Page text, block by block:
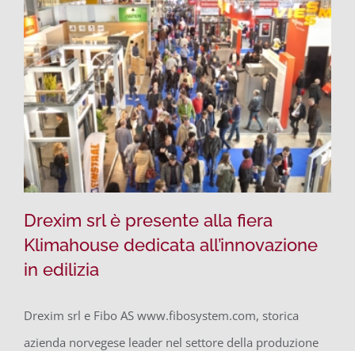
Klimahouse dedicata all’innovazione in
edilizia
Drexim srl è presente alla fiera
Klimahouse dedicata all’innovazione
in edilizia
Drexim srl e Fibo AS www.fibosystem.com, storica
azienda norvegese leader nel settore della produzione